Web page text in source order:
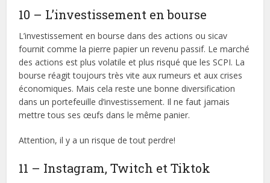
10 – L’investissement en bourse
L’investissement en bourse dans des actions ou sicav
fournit comme la pierre papier un revenu passif. Le marché
des actions est plus volatile et plus risqué que les SCPI. La
bourse réagit toujours très vite aux rumeurs et aux crises
économiques. Mais cela reste une bonne diversification
dans un portefeuille d’investissement. Il ne faut jamais
mettre tous ses œufs dans le même panier.
Attention, il y a un risque de tout perdre!
11 – Instagram, Twitch et Tiktok